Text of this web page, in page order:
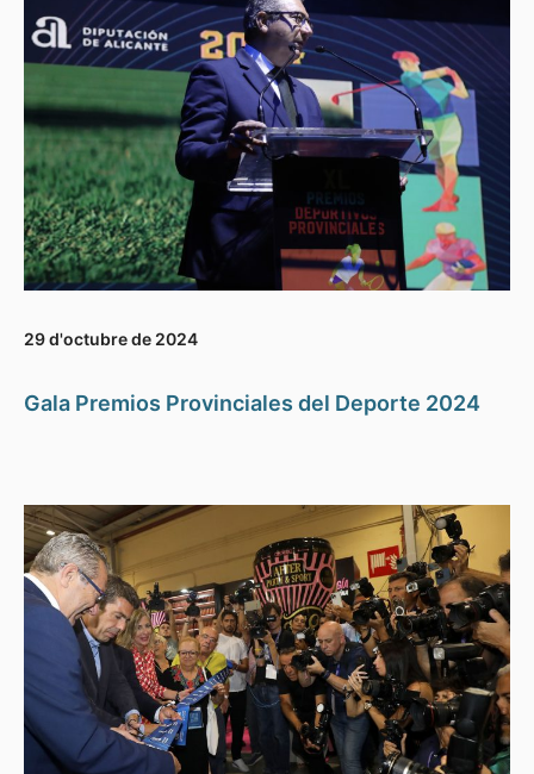
29 d'octubre de 2024
Gala Premios Provinciales del Deporte 2024